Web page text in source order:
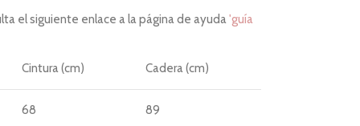
el siguiente enlace a la página de ayuda'guía
Cintura (cm) Cadera (cm)
68 89